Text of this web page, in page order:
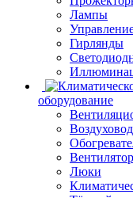
Лампы
Гирлянды
оборудование
Люки